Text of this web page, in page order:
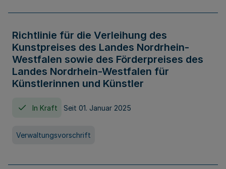
Richtlinie für die Verleihung des
Kunstpreises des Landes Nordrhein-
Westfalen sowie des Förderpreises des
Landes Nordrhein-Westfalen für
Künstlerinnen und Künstler
In Kraft Seit 01. Januar 2025
Verwaltungsvorschrift